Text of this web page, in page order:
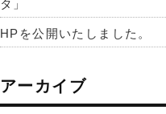
タ」
HPを公開いたしました。
アーカイブ